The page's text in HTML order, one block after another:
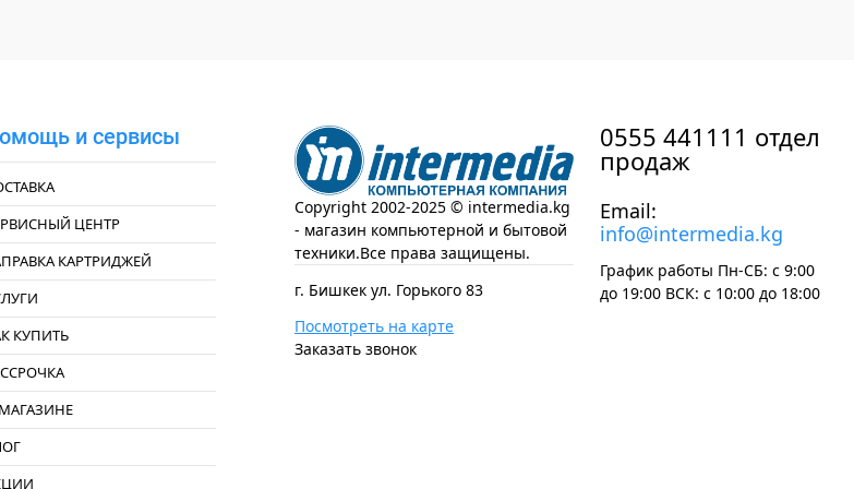
и сервисы
ЦЕНТР
КАРТРИДЖЕЙ
КУПИТЬ
Copyright 2002-2025 © intermedia.kg
- магазин компьютерной и бытовой
техники.Все права защищены.
г. Бишкек ул. Горького 83
Посмотреть на карте
Заказать звонок
0555 441111 отдел
продаж
Email:
info@intermedia.kg
График работы Пн-СБ: с 9:00
до 19:00 ВСК: с 10:00 до 18:00